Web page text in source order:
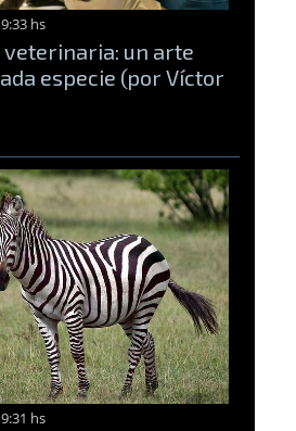
hs
veterinaria: un arte
especie (por Víctor
hs